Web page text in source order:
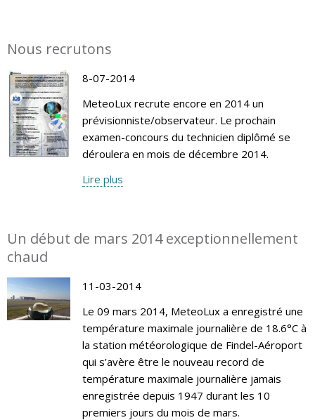
Nous recrutons
8-07-2014
MeteoLux recrute encore en 2014 un
prévisionniste/observateur. Le prochain
examen-concours du technicien diplômé se
déroulera en mois de décembre 2014.
Lire plus
Un début de mars 2014 exceptionnellement
chaud
11-03-2014
Le 09 mars 2014, MeteoLux a enregistré une
température maximale journalière de 18.6°C à
la station météorologique de Findel-Aéroport
qui s’avère être le nouveau record de
température maximale journalière jamais
enregistrée depuis 1947 durant les 10
premiers jours du mois de mars.